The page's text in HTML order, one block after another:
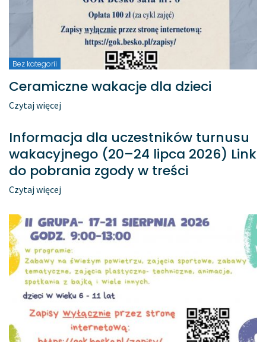
Bez kategorii
Ceramiczne wakacje dla dzieci
Czytaj więcej
Informacja dla uczestników turnusu
wakacyjnego (20–24 lipca 2026) Link
do pobrania zgody w treści
Czytaj więcej